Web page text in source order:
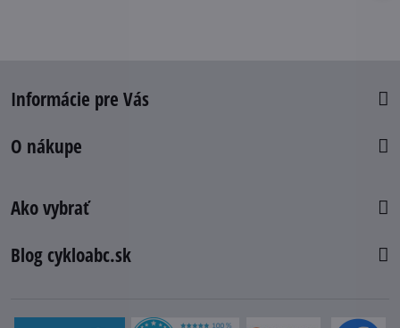
Informácie pre Vás
O nákupe
Ako vybrať
Blog cykloabc.sk